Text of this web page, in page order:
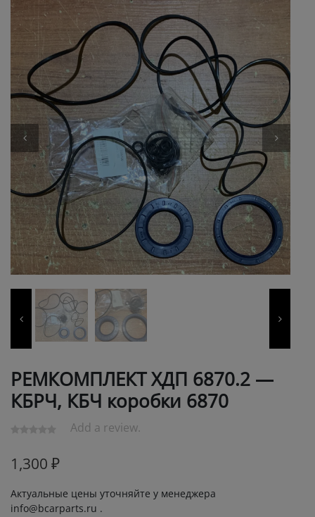
РЕМКОМПЛЕКТ ХДП 6870.2 —
КБРЧ, КБЧ коробки 6870
Add a review.
1,300 ₽
Актуальные цены уточняйте у менеджера
info@bcarparts.ru .